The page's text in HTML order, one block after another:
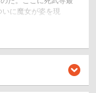
に魔女が姿を現